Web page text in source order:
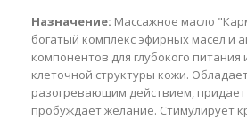
Назначение: Массажное масло
богатый комплекс эфирных масел и
компонентов для глубокого питания
клеточной структуры кожи.
разогревающим действием,
пробуждает желание. Стимулирует